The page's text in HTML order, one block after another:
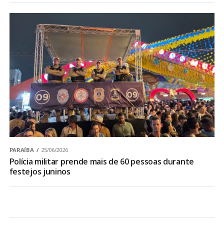
PARAÍBA 25/06/2026
Polícia militar prende mais de 60 pessoas durante
festejos juninos